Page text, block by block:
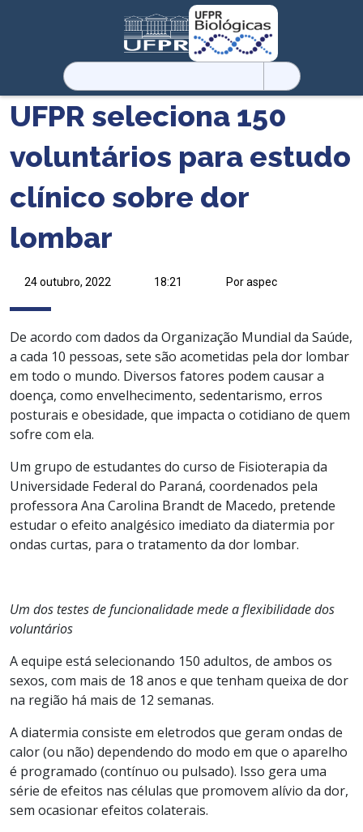
Pesquisar
por:
UFPR seleciona 150
voluntários para estudo
clínico sobre dor
lombar
24 outubro, 2022 18:21 Por aspec
De acordo com dados da Organização Mundial da Saúde,
a cada 10 pessoas, sete são acometidas pela dor lombar
em todo o mundo. Diversos fatores podem causar a
doença, como envelhecimento, sedentarismo, erros
posturais e obesidade, que impacta o cotidiano de quem
sofre com ela.
Um grupo de estudantes do curso de Fisioterapia da
Universidade Federal do Paraná, coordenados pela
professora Ana Carolina Brandt de Macedo, pretende
estudar o efeito analgésico imediato da diatermia por
ondas curtas, para o tratamento da dor lombar.
Um dos testes de funcionalidade mede a flexibilidade dos
voluntários
A equipe está selecionando 150 adultos, de ambos os
sexos, com mais de 18 anos e que tenham queixa de dor
na região há mais de 12 semanas.
A diatermia consiste em eletrodos que geram ondas de
calor (ou não) dependendo do modo em que o aparelho
é programado (contínuo ou pulsado). Isso gera uma
série de efeitos nas células que promovem alívio da dor,
sem ocasionar efeitos colaterais.